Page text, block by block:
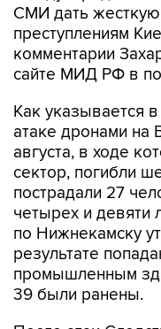
СМИ дать жесткую
преступлениям
комментарии
сайте МИД РФ в
Как указывается
атаке дронами на
августа, в ходе
сектор, погибли
пострадали 27
четырех и девяти
по Нижнекамску
результате
промышленным
39 были ранены.